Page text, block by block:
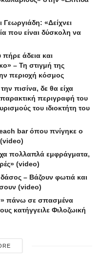
«Δείχνει
που είναι δύσκολη να
πήρε άδεια και
– Τη στιγμή της
περιοχή κόσμος
πισίνα, δε θα είχα
περιγραφή του
του ιδιοκτήτη του
bar όπου πνίγηκε ο
(video)
πολλαπλά εμφράγματα,
(video)
– Βάζουν φωτιά και
(video)
πάνω σε σπασμένα
κατήγγειλε Φιλοζωική